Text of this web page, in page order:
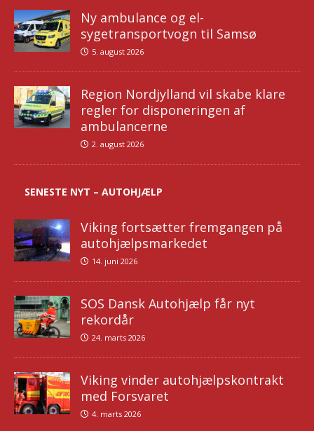
Ny ambulance og el-
sygetransportvogn til Samsø
5. august 2026
Region Nordjylland vil skabe klare
regler for disponeringen af
ambulancerne
2. august 2026
SENESTE NYT – AUTOHJÆLP
Viking fortsætter fremgangen på
autohjælpsmarkedet
14. juni 2026
SOS Dansk Autohjælp får nyt
rekordår
24. marts 2026
Viking vinder autohjælpskontrakt
med Forsvaret
4. marts 2026